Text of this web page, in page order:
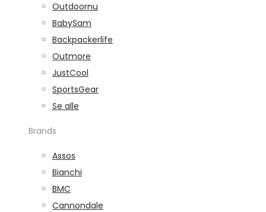
Outdoornu
BabySam
Backpackerlife
Outmore
JustCool
SportsGear
Se alle
Brands
Assos
Bianchi
BMC
Cannondale